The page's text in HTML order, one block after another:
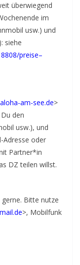
überwiegend
im
usw.) und
siehe
preise–
am-see.de>
den
usw.), und
Adresse oder
Partner*in
DZ teilen willst.
Bitte nutze
>, Mobilfunk